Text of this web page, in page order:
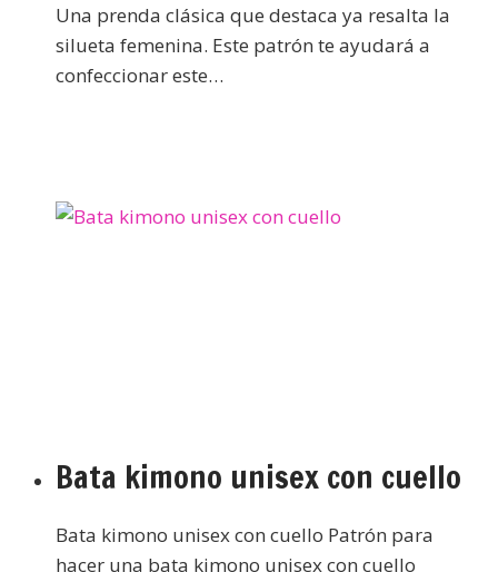
Una prenda clásica que destaca ya resalta la
silueta femenina. Este patrón te ayudará a
confeccionar este…
Bata kimono unisex con cuello
Bata kimono unisex con cuello Patrón para
hacer una bata kimono unisex con cuello